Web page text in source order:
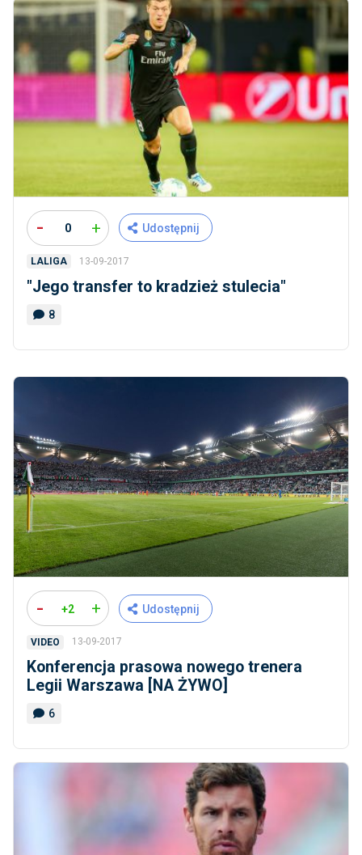
- 0 + Udostępnij
LALIGA 13-09-2017
"Jego transfer to kradzież stulecia"
8
- +2 + Udostępnij
VIDEO 13-09-2017
Konferencja prasowa nowego trenera
Legii Warszawa [NA ŻYWO]
6